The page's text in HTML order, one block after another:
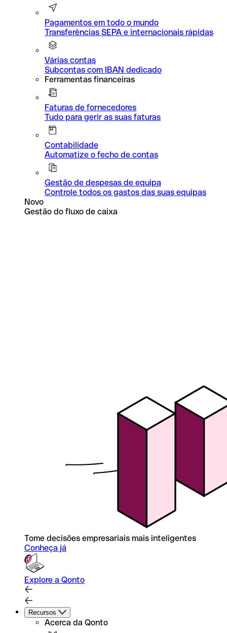
Pagamentos em todo o mundo
Transferências SEPA e internacionais rápidas
Várias contas
Subcontas com IBAN dedicado
Ferramentas financeiras
Faturas de fornecedores
Tudo para gerir as suas faturas
Contabilidade
Automatize o fecho de contas
Gestão de despesas de equipa
Controle todos os gastos das suas equipas
Novo
Gestão do fluxo de caixa
Tome decisões empresariais mais inteligentes
Conheça já
Explore a Qonto
Recursos
Acerca da Qonto